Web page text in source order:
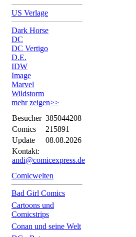
US Verlage
Dark Horse
DC
DC Vertigo
D.E.
IDW
Image
Marvel
Wildstorm
mehr zeigen>>
Besucher 385044208
Comics
215891
Update
08.08.2026
Kontakt:
andi@comicexpress.de
Comicwelten
Bad Girl Comics
Cartoons und
Comicstrips
Conan und seine Welt